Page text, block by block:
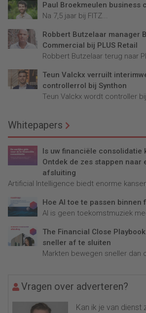
Paul Broekmeulen business
Na 7,5 jaar bij FITZ...
Robbert Butzelaar manager
Commercial bij PLUS Retail
Robbert Butzelaar terug naar
Teun Valckx verruilt
controllerrol bij Synthon
Teun Valckx wordt controller
Whitepapers
Is uw financiële consolidatie
Ontdek de zes stappen naar
afsluiting
Artificial Intelligence biedt enorme
Hoe AI toe te passen binnen
AI is geen toekomstmuziek
The Financial Close
sneller af te sluiten
Markten bewegen sneller dan
Vragen over adverteren?
Kan ik je van dienst